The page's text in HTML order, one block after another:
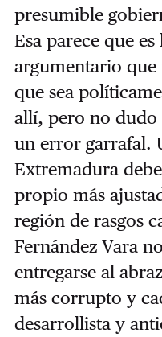
presumible
Esa parece que
argumentario
que sea
allí, pero no dudo
un error garrafal.
Extremadura
propio más
región de rasgos
Fernández Vara
entregarse al
más corrupto y
desarrollista y